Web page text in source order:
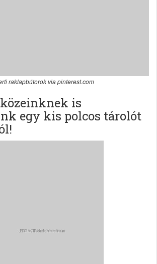
raklapbútorok via pinterest.com
is
egy kis polcos tárolót